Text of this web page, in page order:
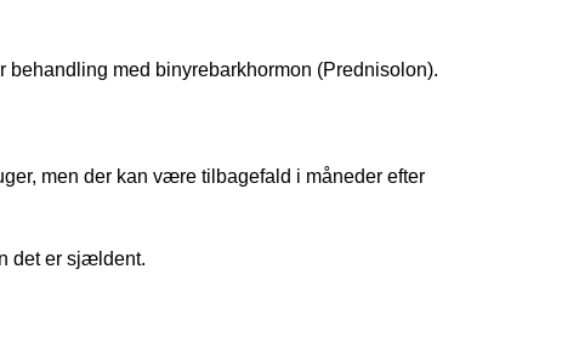
med binyrebarkhormon (Prednisolon).
men der kan være tilbagefald i måneder efter
det er sjældent.